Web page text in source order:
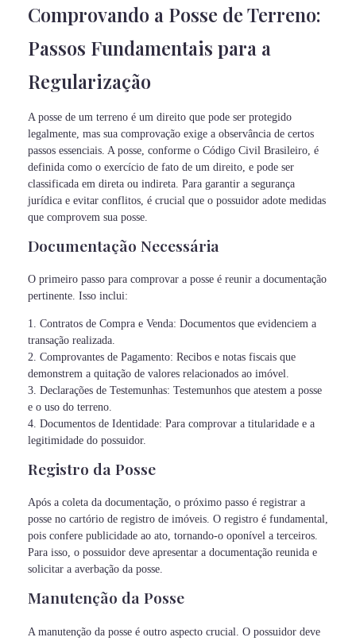
Comprovando a Posse de Terreno:
Passos Fundamentais para a
Regularização
A posse de um terreno é um direito que pode ser protegido
legalmente, mas sua comprovação exige a observância de certos
passos essenciais. A posse, conforme o Código Civil Brasileiro, é
definida como o exercício de fato de um direito, e pode ser
classificada em direta ou indireta. Para garantir a segurança
jurídica e evitar conflitos, é crucial que o possuidor adote medidas
que comprovem sua posse.
Documentação Necessária
O primeiro passo para comprovar a posse é reunir a documentação
pertinente. Isso inclui:
1. Contratos de Compra e Venda: Documentos que evidenciem a
transação realizada.
2. Comprovantes de Pagamento: Recibos e notas fiscais que
demonstrem a quitação de valores relacionados ao imóvel.
3. Declarações de Testemunhas: Testemunhos que atestem a posse
e o uso do terreno.
4. Documentos de Identidade: Para comprovar a titularidade e a
legitimidade do possuidor.
Registro da Posse
Após a coleta da documentação, o próximo passo é registrar a
posse no cartório de registro de imóveis. O registro é fundamental,
pois confere publicidade ao ato, tornando-o oponível a terceiros.
Para isso, o possuidor deve apresentar a documentação reunida e
solicitar a averbação da posse.
Manutenção da Posse
A manutenção da posse é outro aspecto crucial. O possuidor deve